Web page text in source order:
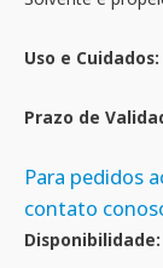
Uso e Cuidados:
Prazo de
Para pedidos
contato
Disponibilidade: